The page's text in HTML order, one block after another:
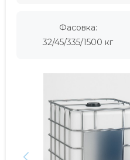
Фасовка:
32/45/335/1500 кг